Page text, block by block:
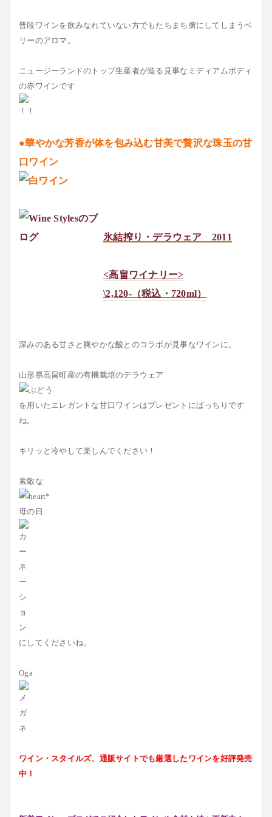
普段ワインを飲みなれていない方でもたちまち虜にしてしまうベ
リーのアロマ。
ニュージーランドのトップ生産者が造る見事なミディアムボディ
の赤ワインです
●華やかな芳香が体を包み込む甘美で贅沢な珠玉の甘
口ワイン
氷結搾り・デラウェア 2011
<高畠ワイナリー>
\2,120-（税込・ 720ml）
深みのある甘さと爽やかな酸とのコラボが見事なワインに。
山形県高畠町産の有機栽培のデラウェア
を用いたエレガントな甘口ワインはプレゼントにばっちりです
ね。
キリッと冷やして楽しんでください！
素敵な
母の日
にしてくださいね。
Oga
ワイン・スタイルズ、通販サイトでも厳選したワインを好評発売
中！